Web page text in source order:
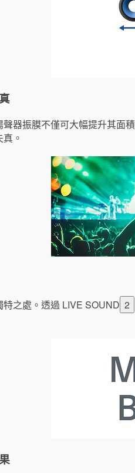
器振膜不僅可大幅提升其面
。
之處。透過 LIVE SOUND 2